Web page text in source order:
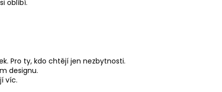
oblíbí.
Pro ty, kdo chtějí jen nezbytnosti.
designu.
víc.